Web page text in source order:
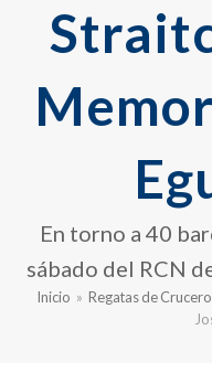
En torno a 40
sábado del RCN
Inicio » Regatas de